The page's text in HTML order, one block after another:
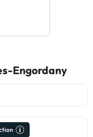
Engordany